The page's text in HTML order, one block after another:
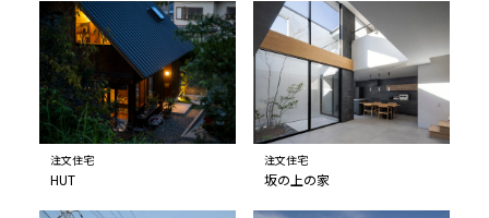
注文住宅
HUT
注文住宅
坂の上の家